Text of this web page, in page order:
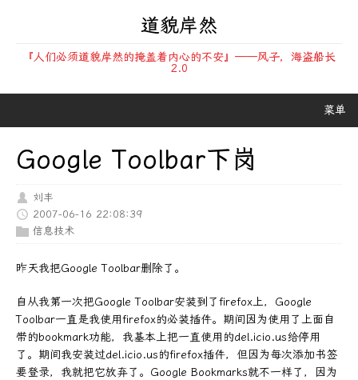
道貌岸然
『人们必须道貌岸然的掩盖着内心的不安』——风子，海盗船长
2.0
菜单
Google Toolbar下岗
刘丰
2007-06-16 22:08:39
信息技术
昨天我把Google Toolbar删除了。
自从我第一次把Google Toolbar安装到了firefox上，Google
Toolbar一直是我使用firefox的必装插件。期间因为使用了上面自
带的bookmark功能，我基本上把一直使用的del.icio.us给停用
了。期间我安装过del.icio.us的firefox插件，但因为每次添加书签
要登录，我就把它放弃了。Google Bookmarks就不一样了，因为